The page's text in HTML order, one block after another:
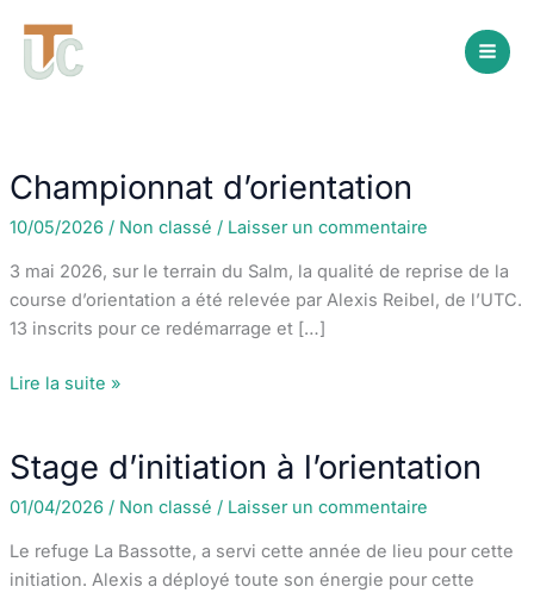
contenu
Championnat d’orientation
10/05/2026 / Non classé / Laisser un commentaire
3 mai 2026, sur le terrain du Salm, la qualité de reprise de la
course d’orientation a été relevée par Alexis Reibel, de l’UTC.
13 inscrits pour ce redémarrage et […]
Championnat
Lire la suite »
Stage d’initiation à l’orientation
01/04/2026 / Non classé / Laisser un commentaire
Le refuge La Bassotte, a servi cette année de lieu pour cette
initiation. Alexis a déployé toute son énergie pour cette